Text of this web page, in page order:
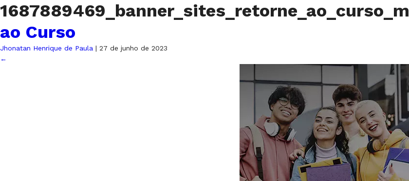
1687889469_banner_sites_retorne_ao_curso_m
ao Curso
Jhonatan Henrique de Paula | 27 de junho de 2023
←